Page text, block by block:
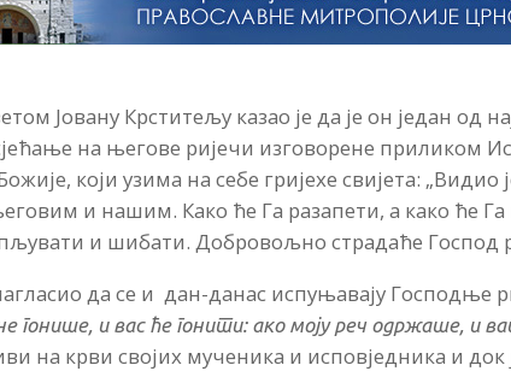
Јовану Крститељу казао је да је он један од
на његове ријечи изговорене приликом
који узима на себе гријехе свијета:
и нашим. Како ће Га разапети, а како ће Га
и шибати. Добровољно страдаће Господ
да се и дан-данас испуњавају Господње
гонише, и вас ће гонити: ако моју реч одржаше, и
на крви својих мученика и исповједника и док